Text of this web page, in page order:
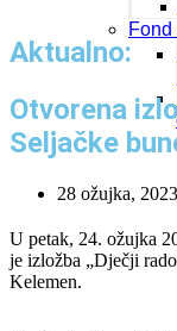
Aktualno:
Otvorena
Seljačke
28 ožujka, 2023
U petak, 24. ožujka
je izložba „Dječji
Kelemen.